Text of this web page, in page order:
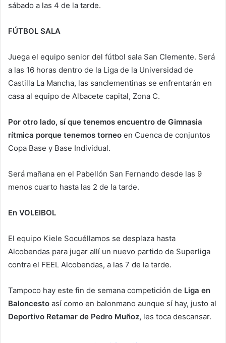
sábado a las 4 de la tarde.
FÚTBOL SALA
Juega el equipo senior del fútbol sala San Clemente. Será
a las 16 horas dentro de la Liga de la Universidad de
Castilla La Mancha, las sanclementinas se enfrentarán en
casa al equipo de Albacete capital, Zona C.
Por otro lado, sí que tenemos encuentro de Gimnasia
rítmica porque tenemos torneo en Cuenca de conjuntos
Copa Base y Base Individual.
Será mañana en el Pabellón San Fernando desde las 9
menos cuarto hasta las 2 de la tarde.
En VOLEIBOL
El equipo Kiele Socuéllamos se desplaza hasta
Alcobendas para jugar allí un nuevo partido de Superliga
contra el FEEL Alcobendas, a las 7 de la tarde.
Tampoco hay este fin de semana competición de Liga en
Baloncesto así como en balonmano aunque sí hay, justo al
Deportivo Retamar de Pedro Muñoz, les toca descansar.